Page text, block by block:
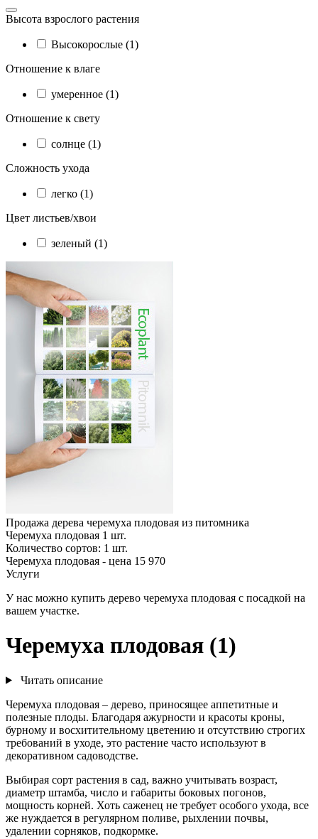
Высота взрослого растения
Высокорослые (1)
Отношение к влаге
умеренное (1)
Отношение к свету
солнце (1)
Сложность ухода
легко (1)
Цвет листьев/хвои
зеленый (1)
Продажа дерева черемуха плодовая из питомника
Черемуха плодовая 1 шт.
Количество сортов: 1 шт.
Черемуха плодовая - цена 15 970
Услуги
У нас можно купить дерево черемуха плодовая с посадкой на
вашем участке.
Черемуха плодовая (1)
Читать описание
Черемуха плодовая – дерево, приносящее аппетитные и
полезные плоды. Благодаря ажурности и красоты кроны,
бурному и восхитительному цветению и отсутствию строгих
требований в уходе, это растение часто используют в
декоративном садоводстве.
Выбирая сорт растения в сад, важно учитывать возраст,
диаметр штамба, число и габариты боковых погонов,
мощность корней. Хоть саженец не требует особого ухода, все
же нуждается в регулярном поливе, рыхлении почвы,
удалении сорняков, подкормке.